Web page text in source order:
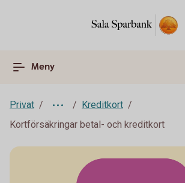
Meny
Privat
Kreditkort
Kortförsäkringar betal- och kreditkort